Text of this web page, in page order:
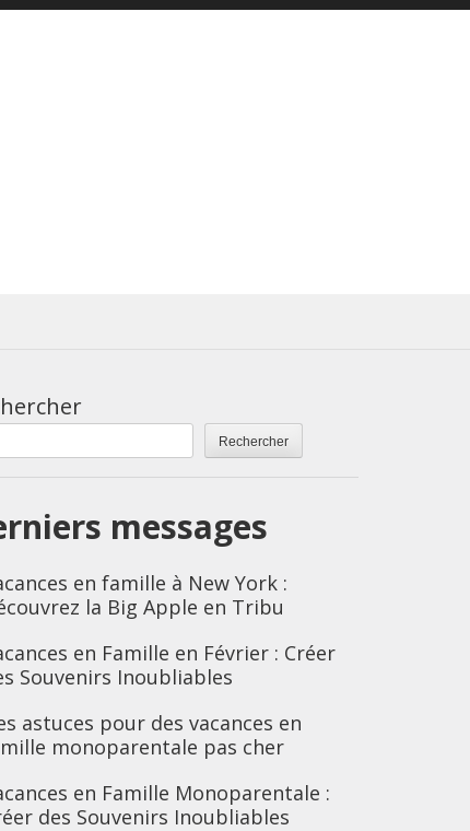
Rechercher
messages
en famille à New York :
la Big Apple en Tribu
en Famille en Février : Créer
Souvenirs Inoubliables
astuces pour des vacances en
monoparentale pas cher
en Famille Monoparentale :
des Souvenirs Inoubliables